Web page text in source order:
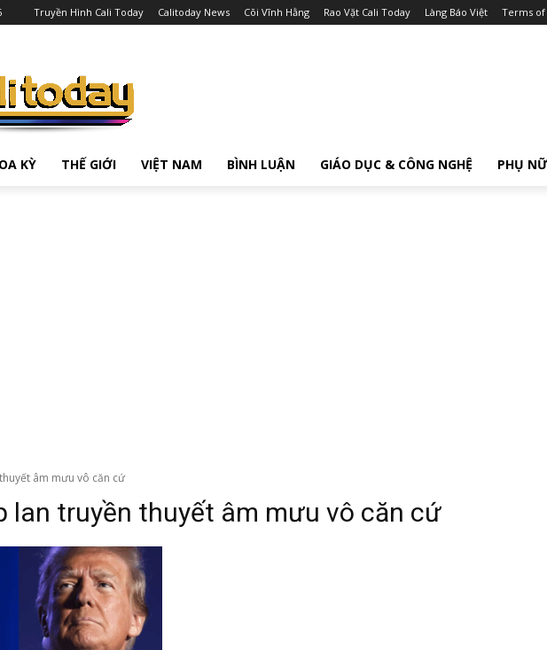
Truyền Hình Cali Today Calitoday News Cõi Vĩnh Hằng Rao Vặt Cali Today Làng Báo Việt Terms of
KỲ THẾ GIỚI VIỆT NAM BÌNH LUẬN GIÁO DỤC & CÔNG NGHỆ PHỤ NỮ
âm mưu vô căn cứ
lan truyền thuyết âm mưu vô căn cứ